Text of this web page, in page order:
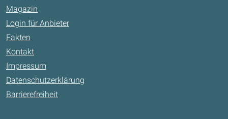
Magazin
Login für Anbieter
Fakten
Kontakt
Impressum
Datenschutzerklärung
Barrierefreiheit